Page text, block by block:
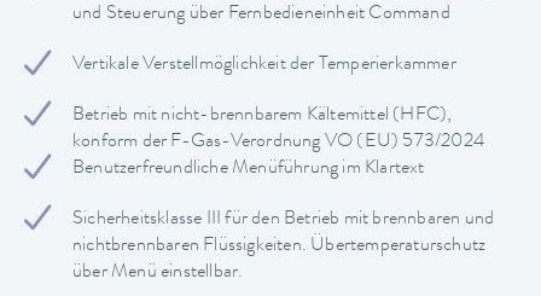
und Steuerung über Fernbedieneinheit Command
Vertikale Verstellmöglichkeit der Temperierkammer
Betrieb mit nicht-brennbarem Kältemittel (HFC),
konform der F-Gas-Verordnung VO (EU) 573/2024
Benutzerfreundliche Menüführung im Klartext
Sicherheitsklasse III für den Betrieb mit brennbaren und
nichtbrennbaren Flüssigkeiten. Übertemperaturschutz
über Menü einstellbar.